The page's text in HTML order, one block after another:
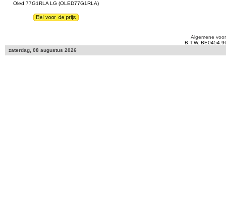
Oled 77G1RLA LG (OLED77G1RLA)
Algemene
B.T.W.
zaterdag, 08 augustus 2026